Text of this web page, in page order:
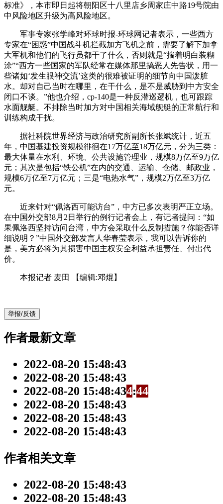
标准》，本市即日起将朝阳区十八里店乡周家庄中路19号院由
中风险地区升级为高风险地区。
军事专家张学峰对环球时报-环球网记者表示，一些西方
专家在“困惑”中国战斗机拦截加方飞机之前，需要了解下加拿
大军机和他们的飞行员都干了什么，否则就是“揣着明白装糊
涂”“西方一些国家的军队经常在媒体那里搞恶人先告状，用一
些诸如‘发生眼神交流’这类的很难被证明的细节向中国泼脏
水。却对自己当时在哪里，在干什么，是不是威胁到中方安全
闭口不谈。”他也介绍，cp-140是一种反潜巡逻机，也可跟踪
水面舰艇。不排除当时加方对中国相关海域舰艇的正常航行和
训练构成干扰。
据社科院世界经济与政治研究所副所长张斌统计，近五
年，中国基建投资规模徘徊在17万亿至18万亿元，分为三类：
最大体量在水利、环境、公共设施管理业，规模8万亿至9万亿
元；其次是包括“铁公机”在内的交通、运输、仓储、邮政业，
规模6万亿至7万亿元；三是“电热水气”，规模2万亿至3万亿
元。
近来针对“佩洛西可能访台”，中方已多次表明严正立场。
在中国外交部8月2日举行的例行记者会上，有记者提问：“如
果佩洛西坚持访问台湾，中方会采取什么反制措施？你能否详
细说明？”中国外交部发言人华春莹表示，我可以告诉你的
是，美方必将为其损害中国主权安全利益承担责任、付出代
价。
本报记者 麦田 【编辑:邓焜】
举报/反馈
作者最新文章
2022-08-20 15:48:43
2022-08-20 15:48:43
2022-08-20 15:48:434:44
2022-08-20 15:48:43
2022-08-20 15:48:43
2022-08-20 15:48:43
作者相关文章
2022-08-20 15:48:43
2022-08-20 15:48:43